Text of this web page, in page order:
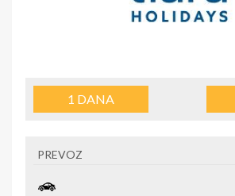
1 DANA
PREVOZ